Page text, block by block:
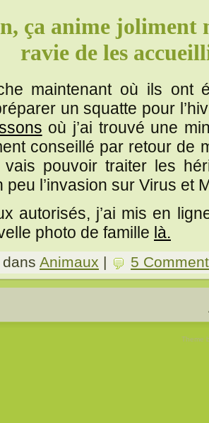
ça anime joliment
ravie de les
maintenant où ils ont
un squatte pour
où j’ai trouvé une
conseillé par retour de
vais pouvoir traiter les
peu l’invasion sur Virus et
autorisés, j’ai mis en
photo de famille là.
Animaux | 5
Theme